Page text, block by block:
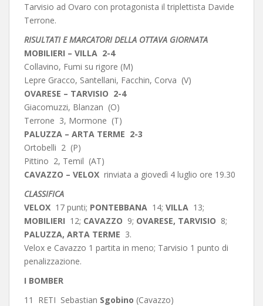
Tarvisio ad Ovaro con protagonista il triplettista Davide
Terrone.
RISULTATI E MARCATORI DELLA OTTAVA GIORNATA
MOBILIERI – VILLA 2-4
Collavino, Fumi su rigore (M)
Lepre Gracco, Santellani, Facchin, Corva (V)
OVARESE – TARVISIO 2-4
Giacomuzzi, Blanzan (O)
Terrone 3, Mormone (T)
PALUZZA – ARTA TERME 2-3
Ortobelli 2 (P)
Pittino 2, Temil (AT)
CAVAZZO – VELOX rinviata a giovedì 4 luglio ore 19.30
CLASSIFICA
VELOX 17 punti; PONTEBBANA 14; VILLA 13;
MOBILIERI 12; CAVAZZO 9; OVARESE, TARVISIO 8;
PALUZZA, ARTA TERME 3.
Velox e Cavazzo 1 partita in meno; Tarvisio 1 punto di
penalizzazione.
I BOMBER
11 RETI Sebastian Sgobino (Cavazzo)